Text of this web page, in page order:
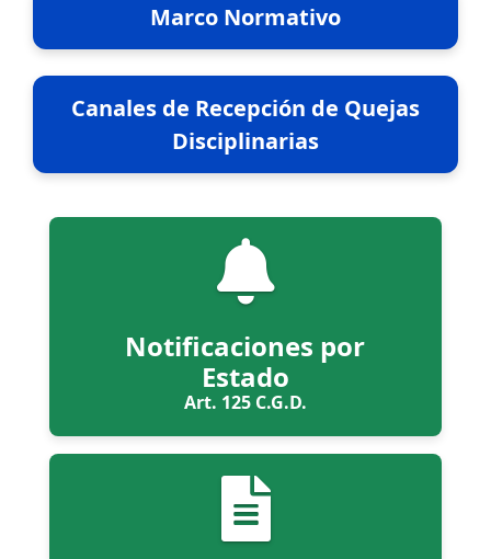
Marco Normativo
Canales de Recepción de Quejas
Disciplinarias
Notificaciones por
Estado
Art. 125 C.G.D.